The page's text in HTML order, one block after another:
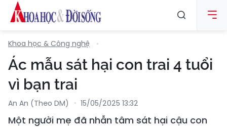
Khoa học & Công nghệ
Ác mẫu sát hại con trai 4 tuổi
vì bạn trai
An An (Theo DM) 15/05/2025 13:32
Một người mẹ đã nhẫn tâm sát hại cậu con